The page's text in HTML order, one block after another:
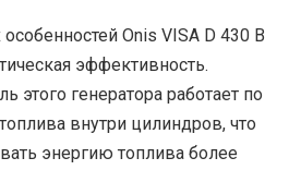
Onis VISA D 430 B
эффективность.
этого генератора работает по
внутри цилиндров, что
энергию топлива более